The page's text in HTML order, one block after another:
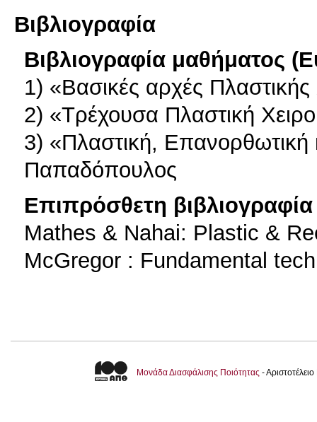
Βιβλιογραφία
Βιβλιογραφία μαθήματος
1) «Βασικές αρχές
2) «Τρέχουσα Πλαστική
3) «Πλαστική, Επανορθωτική
Παπαδόπουλος
Επιπρόσθετη βιβλιογραφία
Mathes & Nahai: Plastic &
McGregor : Fundamental
Μονάδα Διασφάλισης Ποιότητας -